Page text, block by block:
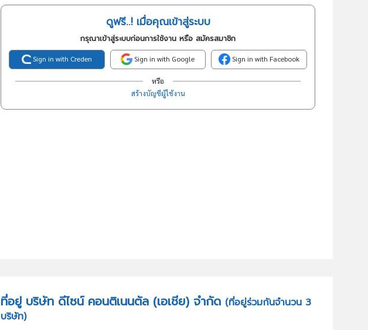
ดูฟรี..! เมื่อคุณเข้าสู่ระบบ
กรุณาเข้าสู่ระบบก่อนการใช้งาน หรือ สมัครสมาชิก
Sign in with Creden Sign in with Google Sign in with Facebook
หรือ
สร้างบัญชีผู้ใช้งาน
ที่อยู่ บริษัท ดีไซน์ คอนติเนนตัล (เอเชีย) จำกัด (ที่อยู่ร่วมกันจำนวน 3
บริษัท)